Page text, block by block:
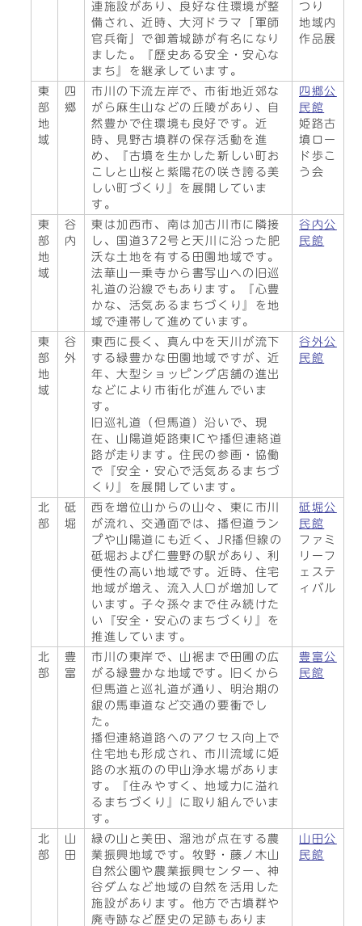
連施設があり、良好な住環境が整
備され、近時、大河ドラマ「軍師
官兵衛」で御着城跡が有名になり
ました。『歴史ある安全・安心な
まち』を継承しています。
つり
地域内
作品展
東
部
地
域
四
郷
市川の下流左岸で、市街地近郊な
がら麻生山などの丘陵があり、自
然豊かで住環境も良好です。近
時、見野古墳群の保存活動を進
め、『古墳を生かした新しい町お
こしと山桜と紫陽花の咲き誇る美
しい町づくり』を展開していま
す。
四郷公
民館
姫路古
墳ロー
ド歩こ
う会
東
部
地
域
谷
内
東は加西市、南は加古川市に隣接
し、国道372号と天川に沿った肥
沃な土地を有する田園地域です。
法華山一乗寺から書写山への旧巡
礼道の沿線でもあります。『心豊
かな、活気あるまちづくり』を地
域で連帯して進めています。
谷内公
民館
東
部
地
域
谷
外
東西に長く、真ん中を天川が流下
する緑豊かな田園地域ですが、近
年、大型ショッピング店舗の進出
などにより市街化が進んでいま
す。
旧巡礼道（但馬道）沿いで、現
在、山陽道姫路東ICや播但連絡道
路が走ります。住民の参画・協働
で『安全・安心で活気あるまちづ
くり』を展開しています。
谷外公
民館
北
部
砥
堀
西を増位山からの山々、東に市川
が流れ、交通面では、播但道ラン
プや山陽道にも近く、JR播但線の
砥堀および仁豊野の駅があり、利
便性の高い地域です。近時、住宅
地域が増え、流入人口が増加して
います。子々孫々まで住み続けた
い『安全・安心のまちづくり』を
推進しています。
砥堀公
民館
ファミ
リーフ
ェステ
ィバル
北
部
豊
富
市川の東岸で、山裾まで田圃の広
がる緑豊かな地域です。旧くから
但馬道と巡礼道が通り、明治期の
銀の馬車道など交通の要衝でし
た。
播但連絡道路へのアクセス向上で
住宅地も形成され、市川流域に姫
路の水瓶のの甲山浄水場がありま
す。『住みやすく、地域力に溢れ
るまちづくり』に取り組んでいま
す。
豊富公
民館
北
部
山
田
緑の山と美田、溜池が点在する農
業振興地域です。牧野・藤ノ木山
自然公園や農業振興センター、神
谷ダムなど地域の自然を活用した
施設があります。他方で古墳群や
廃寺跡など歴史の足跡もありま
山田公
民館